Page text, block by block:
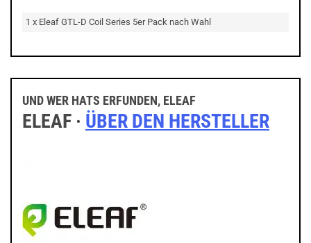
1 x Eleaf GTL-D Coil Series 5er Pack nach Wahl
UND WER HATS ERFUNDEN, ELEAF
ELEAF · ÜBER DEN HERSTELLER